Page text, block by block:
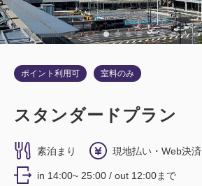
ポイント利用可 室料のみ
スタンダードプラン
素泊まり 現地払い・Web決済
in 14:00~ 25:00 / out 12:00まで